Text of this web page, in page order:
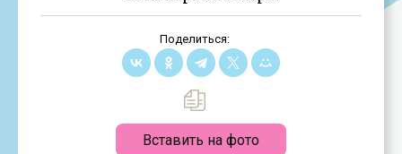
Поделиться:
Вставить на фото